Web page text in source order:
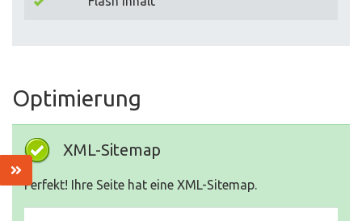
Optimierung
XML-Sitemap
Perfekt! Ihre Seite hat eine XML-Sitemap.